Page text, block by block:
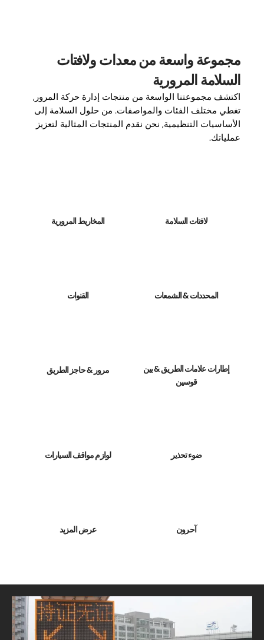
مجموعة واسعة من معدات ولافتات
السلامة المرورية
اكتشف مجموعتنا الواسعة من منتجات إدارة حركة المرور,
تغطي مختلف الفئات والمواصفات. من حلول السلامة إلى
الأساسيات التنظيمية, نحن نقدم المنتجات المثالية لتعزيز
عملياتك.
لافتات السلامة المخاريط المرورية
المحددات & الشمعات القنوات
إطارات علامات الطريق & بين
قوسين
مرور & حاجز الطريق
ضوء تحذير لوازم مواقف السيارات
آحرون عرض المزيد